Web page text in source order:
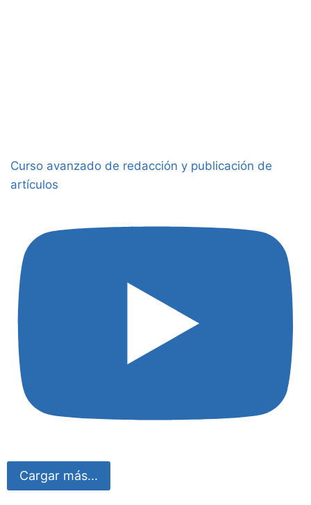
Curso avanzado de redacción y publicación de
artículos
Cargar más...